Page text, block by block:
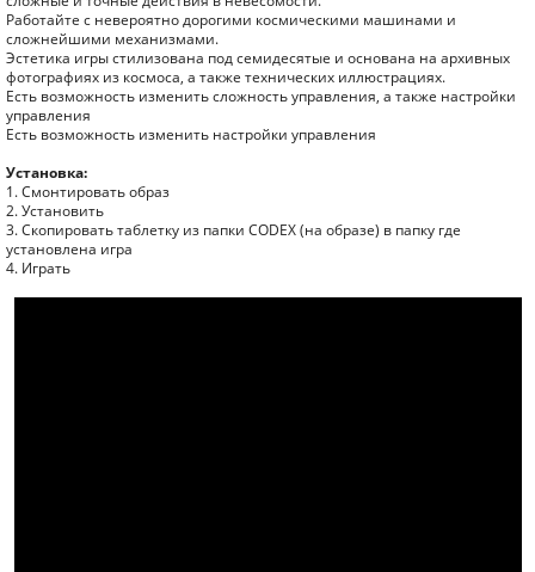
Работайте с невероятно дорогими космическими машинами и
сложнейшими механизмами.
Эстетика игры стилизована под семидесятые и основана на архивных
фотографиях из космоса, а также технических иллюстрациях.
Есть возможность изменить сложность управления, а также настройки
управления
Есть возможность изменить настройки управления
Установка:
1. Смонтировать образ
2. Установить
3. Скопировать таблетку из папки CODEX (на образе) в папку где
установлена игра
4. Играть